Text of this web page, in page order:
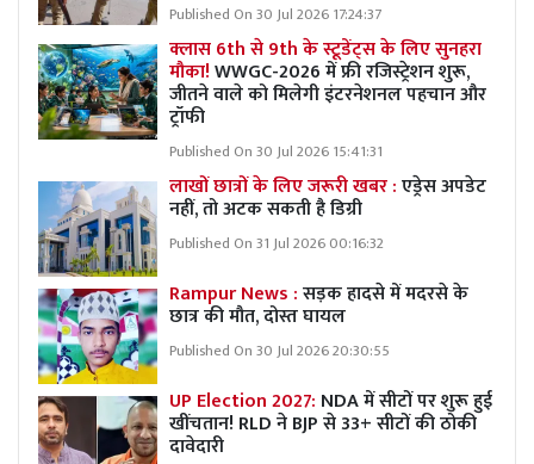
Published On 30 Jul 2026 17:24:37
क्लास 6th से 9th के स्टूडेंट्स के लिए सुनहरा
मौका!WWGC-2026 में फ्री रजिस्ट्रेशन शुरू,
जीतने वाले को मिलेगी इंटरनेशनल पहचान और
ट्रॉफी
Published On 30 Jul 2026 15:41:31
लाखों छात्रों के लिए जरूरी खबर :एड्रेस अपडेट
नहीं, तो अटक सकती है डिग्री
Published On 31 Jul 2026 00:16:32
Rampur News :सड़क हादसे में मदरसे के
छात्र की मौत, दोस्त घायल
Published On 30 Jul 2026 20:30:55
UP Election 2027: NDA में सीटों पर शुरू हुई
खींचतान! RLD ने BJP से 33+ सीटों की ठोकी
दावेदारी